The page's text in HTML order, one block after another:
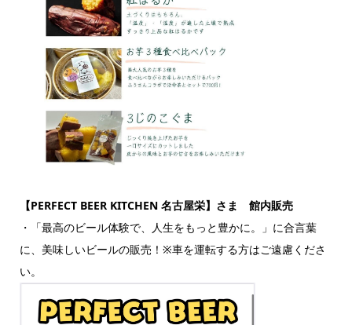
【PERFECT BEER KITCHEN 名古屋栄】さま 館内販売
・「最高のビール体験で、人生をもっと豊かに。」に合言葉
に、美味しいビールの販売！※車を運転する方はご遠慮くださ
い。